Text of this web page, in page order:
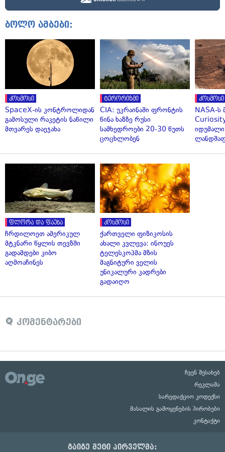
ბოლო ამბები:
კოსმოსი
SpaceX-ის კონტროლიდან
გამოსული რაკეტის ნაწილი
მთვარეს დაეჯახა
ტერორიზმი
CIA: უკრაინაში ფრონტის
წინა ხაზზე რუსი
სამხედროები 20-30 წუთს
ცოცხლობენ
კოსმოსი
NASA-ს
ფლორა და ფაუნა
ჩრდილოეთ ამერიკულ
მტკნარი წყლის თევზში
გადამდები კიბო
აღმოაჩინეს
კოსმოსი
ქართველი ფიზიკოსის
ახალი კვლევა: ინოუეს
ტელესკოპმა მზის
მაგნიტური ველის
უნიკალური კადრები
გადაიღო
კომენტარები
ჩვენ შესახებ
რეკლამა
სარედაქციო კოდექსი
მასალის გამოყენების პირობები
კონტაქტი
გაიგე მეტი პირველმა: